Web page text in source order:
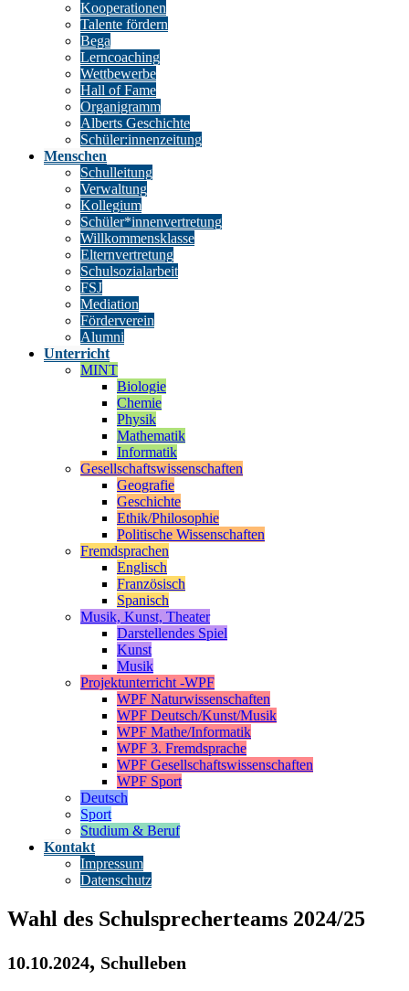
Kooperationen
Talente fördern
Bega
Lerncoaching
Wettbewerbe
Hall of Fame
Organigramm
Alberts Geschichte
Schüler:innenzeitung
Menschen
Schulleitung
Verwaltung
Kollegium
Schüler*innenvertretung
Willkommensklasse
Elternvertretung
Schulsozialarbeit
FSJ
Mediation
Förderverein
Alumni
Unterricht
MINT
Biologie
Chemie
Physik
Mathematik
Informatik
Gesellschaftswissenschaften
Geografie
Geschichte
Ethik/Philosophie
Politische Wissenschaften
Fremdsprachen
Englisch
Französisch
Spanisch
Musik, Kunst, Theater
Darstellendes Spiel
Kunst
Musik
Projektunterricht -WPF
WPF Naturwissenschaften
WPF Deutsch/Kunst/Musik
WPF Mathe/Informatik
WPF 3. Fremdsprache
WPF Gesellschaftswissenschaften
WPF Sport
Deutsch
Sport
Studium & Beruf
Kontakt
Impressum
Datenschutz
Wahl des Schulsprecherteams 2024/25
10.10.2024, Schulleben